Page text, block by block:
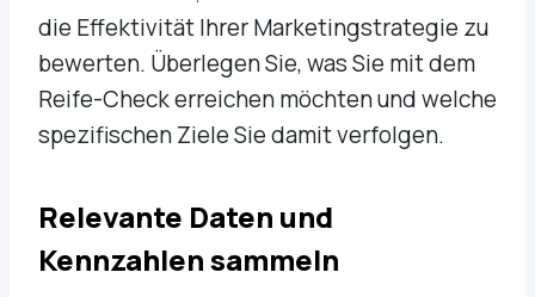
die Effektivität Ihrer Marketingstrategie zu
bewerten. Überlegen Sie, was Sie mit dem
Reife-Check erreichen möchten und welche
spezifischen Ziele Sie damit verfolgen.
Relevante Daten und
Kennzahlen sammeln